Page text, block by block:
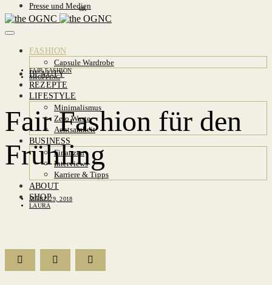
Presse und Medien
6K
FASHION
Capsule Wardrobe
BEAUTY
REZEPTE
LIFESTYLE
Minimalismus
Zero Waste
Achtsamkeit
BUSINESS
Finanzen
Interviews
Karriere & Tipps
ABOUT
SHOP
FAIR FASHION
SHOPPING
Fair Fashion für den
Frühling
MÄRZ 29, 2018
LAURA